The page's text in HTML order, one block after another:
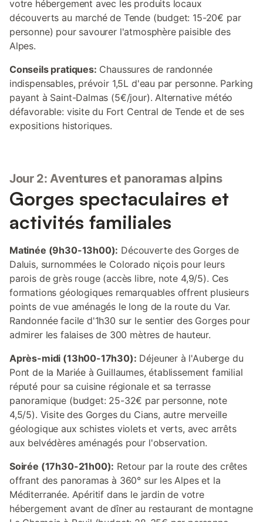
votre hébergement avec les produits locaux
découverts au marché de Tende (budget: 15-20€ par
personne) pour savourer l'atmosphère paisible des
Alpes.
Conseils pratiques: Chaussures de randonnée
indispensables, prévoir 1,5L d'eau par personne. Parking
payant à Saint-Dalmas (5€/jour). Alternative météo
défavorable: visite du Fort Central de Tende et de ses
expositions historiques.
Jour 2: Aventures et panoramas alpins
Gorges spectaculaires et
activités familiales
Matinée (9h30-13h00): Découverte des Gorges de
Daluis, surnommées le Colorado niçois pour leurs
parois de grès rouge (accès libre, note 4,9/5). Ces
formations géologiques remarquables offrent plusieurs
points de vue aménagés le long de la route du Var.
Randonnée facile d'1h30 sur le sentier des Gorges pour
admirer les falaises de 300 mètres de hauteur.
Après-midi (13h00-17h30): Déjeuner à l'Auberge du
Pont de la Mariée à Guillaumes, établissement familial
réputé pour sa cuisine régionale et sa terrasse
panoramique (budget: 25-32€ par personne, note
4,5/5). Visite des Gorges du Cians, autre merveille
géologique aux schistes violets et verts, avec arrêts
aux belvédères aménagés pour l'observation.
Soirée (17h30-21h00): Retour par la route des crêtes
offrant des panoramas à 360° sur les Alpes et la
Méditerranée. Apéritif dans le jardin de votre
hébergement avant de dîner au restaurant de montagne